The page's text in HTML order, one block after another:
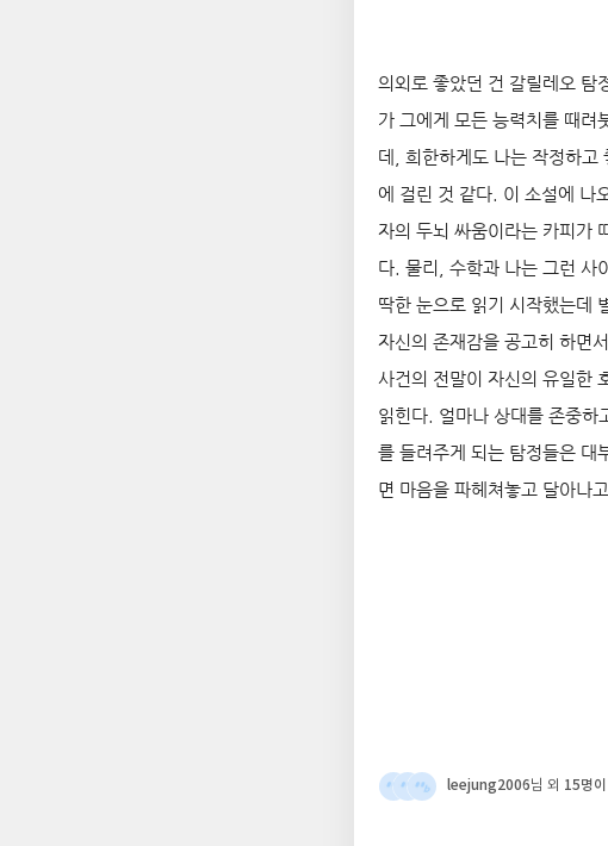
의외로 좋았던 건 갈릴레오 탐
가 그에게 모든 능력치를 때려
데, 희한하게도 나는 작정하고
에 걸린 것 같다. 이 소설에 나
자의 두뇌 싸움이라는 카피가
다. 물리, 수학과 나는 그런 사
딱한 눈으로 읽기 시작했는데
자신의 존재감을 공고히 하면
사건의 전말이 자신의 유일한
읽힌다. 얼마나 상대를 존중하
를 들려주게 되는 탐정들은 대
면 마음을 파헤쳐놓고 달아나
leejung2006님 외 15명이